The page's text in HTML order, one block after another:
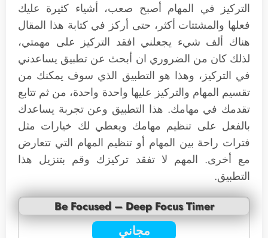
التركيز في المهام أصبح صعب، أشياء كثيرة عليك
فعلها والمشتتات أكثر، حتى أركز في كتابة هذا المقال
هناك ألف شيء يجعلني افقد التركيز على مهمتي،
لذلك كان من الضروري ان أبحث عن تطبيق يساعدني
في التركيز، وهذا هو التطبيق الذي سوف يمكنك من
تقسيم المهام والتركيز عليها واحدة واحدة، من ثم تتابع
تقدمك في مهامك. هذا التطبيق وعن تجربة يساعدك
بالفعل على تنظيم مهامك ويعطي لك خيارات مثل
فترات راحة بين المهام أو تنظيم المهام التي تتعارض
مع أخرى. المهم لا تفقد تركيزك وقم بتنزيل هذا
التطبيق.
Be Focused – Deep Focus Timer
مجاني